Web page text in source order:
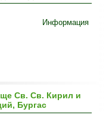
Информация
Св. Св. Кирил и
Бургас